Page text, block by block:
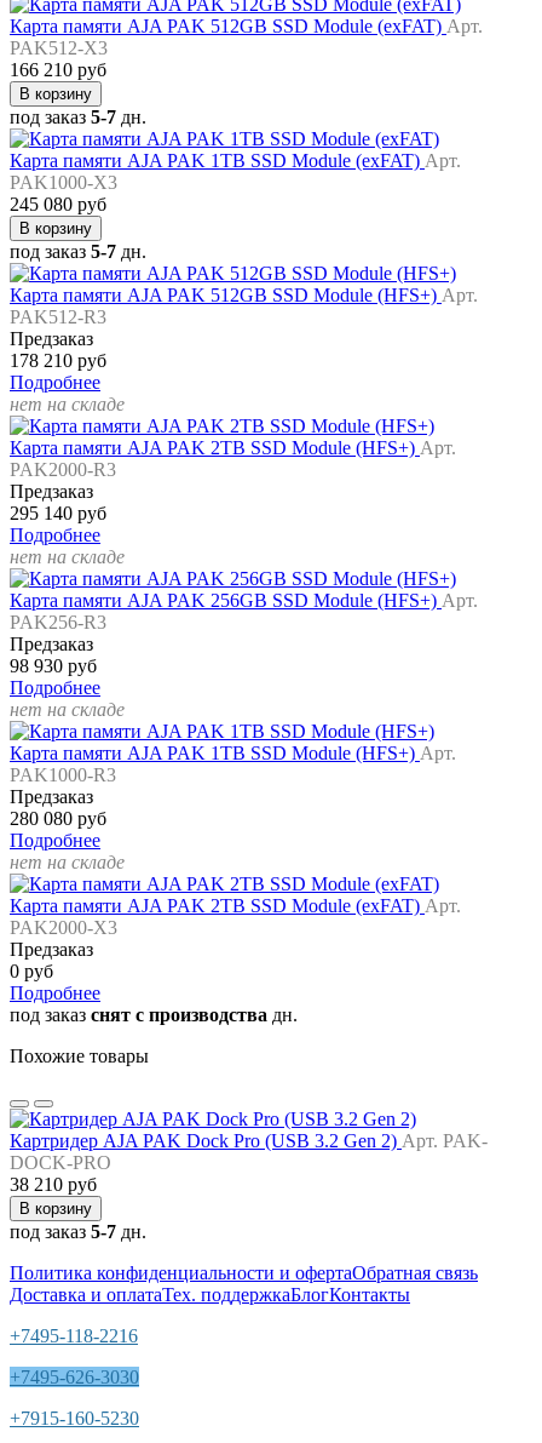
Карта памяти AJA PAK 512GB SSD Module (exFAT) Арт.
PAK512-X3
166 210 руб
В корзину
под заказ 5-7 дн.
Карта памяти AJA PAK 1TB SSD Module (exFAT) Арт.
PAK1000-X3
245 080 руб
В корзину
под заказ 5-7 дн.
Карта памяти AJA PAK 512GB SSD Module (HFS+) Арт.
PAK512-R3
Предзаказ
178 210 руб
Подробнее
нет на складе
Карта памяти AJA PAK 2TB SSD Module (HFS+) Арт.
PAK2000-R3
Предзаказ
295 140 руб
Подробнее
нет на складе
Карта памяти AJA PAK 256GB SSD Module (HFS+) Арт.
PAK256-R3
Предзаказ
98 930 руб
Подробнее
нет на складе
Карта памяти AJA PAK 1TB SSD Module (HFS+) Арт.
PAK1000-R3
Предзаказ
280 080 руб
Подробнее
нет на складе
Карта памяти AJA PAK 2TB SSD Module (exFAT) Арт.
PAK2000-X3
Предзаказ
0 руб
Подробнее
под заказ снят с производства дн.
Похожие товары
Картридер AJA PAK Dock Pro (USB 3.2 Gen 2) Арт. PAK-
DOCK-PRO
38 210 руб
В корзину
под заказ 5-7 дн.
Политика конфиденциальности и офертаОбратная связь
Доставка и оплатаТех. поддержкаБлогКонтакты
+7495-118-2216
+7495-626-3030
+7915-160-5230